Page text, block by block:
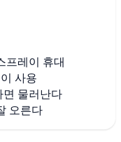
프레이 휴대
사용
면 물러난다
오른다